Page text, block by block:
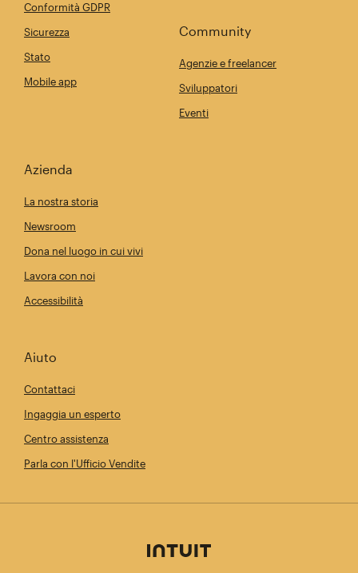
Conformità GDPR
Sicurezza
Stato
Mobile app
Community
Agenzie e freelancer
Sviluppatori
Eventi
Azienda
La nostra storia
Newsroom
Dona nel luogo in cui vivi
Lavora con noi
Accessibilità
Aiuto
Contattaci
Ingaggia un esperto
Centro assistenza
Parla con l'Ufficio Vendite